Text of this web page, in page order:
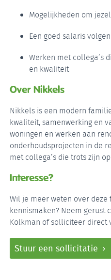
Mogelijkheden om
Een goed salaris
Werken met collega’s
en kwaliteit
Over Nikkels
Nikkels is een modern
kwaliteit, samenwerking en
woningen en werken aan
onderhoudsprojecten in de
met collega’s die trots zijn
Interesse?
Wil je meer weten over
kennismaken? Neem gerust
Kolkman of solliciteer direct
Stuur een sollicitatie